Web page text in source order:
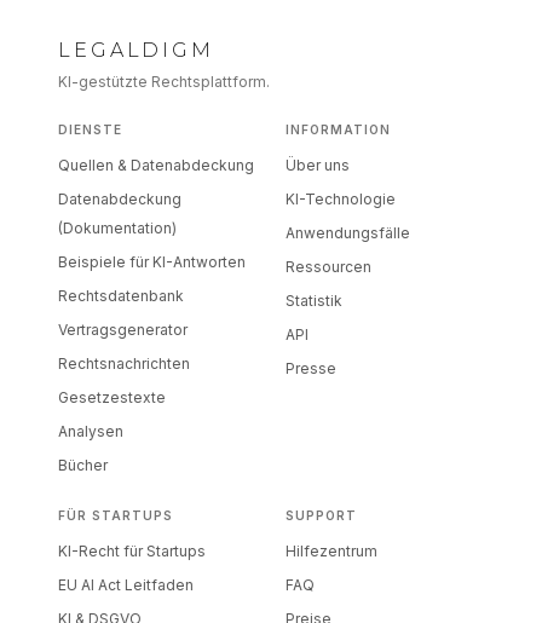
LEGALDIGM
KI-gestützte Rechtsplattform.
DIENSTE
Quellen & Datenabdeckung
Datenabdeckung
(Dokumentation)
Beispiele für KI-Antworten
Rechtsdatenbank
Vertragsgenerator
Rechtsnachrichten
Gesetzestexte
Analysen
Bücher
INFORMATION
Über uns
KI-Technologie
Anwendungsfälle
Ressourcen
Statistik
API
Presse
FÜR STARTUPS
KI-Recht für Startups
EU AI Act Leitfaden
KI & DSGVO
SUPPORT
Hilfezentrum
FAQ
Preise